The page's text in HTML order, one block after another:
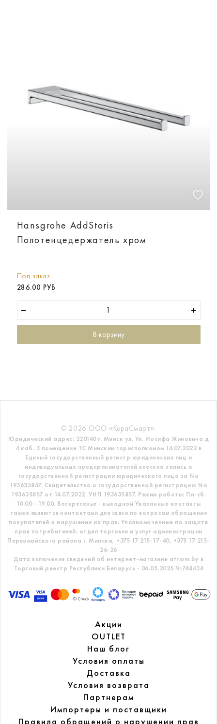
Hansgrohe AddStoris
Полотенцедержатель хром
Под заказ
286.00 РУБ
В корзину
© 2026 ООО «КераСмарт».
Юридический адрес: 220140 г. Минск ул. Ул. Иосифа Жиновича д
4 каб. 3 помещение ТС Минским горисполкомом 14.07.2022 в
Единый государственный регистр юридических лиц и
индивидуальных предпринимателей внесена запись о
государственной регистрации юридического лица за No
193635857. Свидетельство о государственной регистрации: No
193635857 от 14.07.2022. УНП 193635857. Режим работы: Пн-сб.
10.00 - 19.00. Воскресенье - выходной Указанные контакты
также являются контактами для связи по вопросам обращения
покупателей о нарушении их прав. Уполномоченные по защите
прав потребителей: отдел торговли и услуг администрации
Первомайского района г. Минска, +375 17 215-17-40, +375 17 215-
26-26
Дата включения сведений об интернет-магазине atrium.by в
Торговый реестр Республики Беларусь - 06.05.2025 №748434
Акции
OUTLET
Наш блог
Условия оплаты
Доставка
Условия возврата
Партнерам
Импортеры и поставщики
Правила обращений о нарушении прав